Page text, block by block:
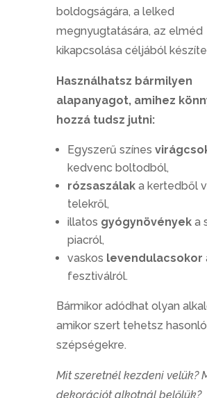
boldogságára, a lelked
megnyugtatására, az elméd
kikapcsolása céljából
Használhatsz bármilyen
alapanyagot, amihez
hozzá tudsz jutni:
Egyszerű színes
kedvenc boltodból,
rózsaszálaka kertedből
telekről,
illatos gyógynövényeka
piacról,
vaskos levendulacsokor
fesztiválról.
Bármikor adódhat olyan
amikor szert tehetsz hasonló
szépségekre.
Mit szeretnél kezdeni velük?
dekorációt alkotnál belőlük?